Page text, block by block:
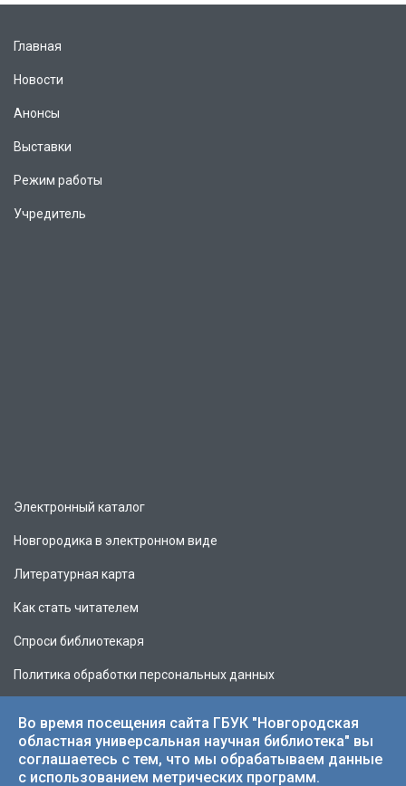
Главная
Новости
Анонсы
Выставки
Режим работы
Учредитель
Электронный каталог
Новгородика в электронном виде
Литературная карта
Как стать читателем
Спроси библиотекаря
Политика обработки персональных данных
© 2026 НОУНБ.
Во время посещения сайта ГБУК "Новгородская
областная универсальная научная библиотека" вы
соглашаетесь с тем, что мы обрабатываем данные
с использованием метрических программ.